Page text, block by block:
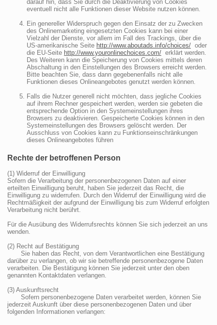
darauf hin, dass Sie durch die Deaktivierung von Cookies
eventuell nicht alle Funktionen dieser Website nutzen können.
Ein genereller Widerspruch gegen den Einsatz der zu Zwecken
des Onlinemarketing eingesetzten Cookies kann bei einer
Vielzahl der Dienste, vor allem im Fall des Trackings, über die
US-amerikanische Seite http://www.aboutads.info/choices/ oder
die EU-Seite http://www.youronlinechoices.com/ erklärt werden.
Des Weiteren kann die Speicherung von Cookies mittels deren
Abschaltung in den Einstellungen des Browsers erreicht werden.
Bitte beachten Sie, dass dann gegebenenfalls nicht alle
Funktionen dieses Onlineangebotes genutzt werden können.
Falls die Nutzer generell nicht möchten, dass jegliche Cookies
auf ihrem Rechner gespeichert werden, werden sie gebeten die
entsprechende Option in den Systemeinstellungen ihres
Browsers zu deaktivieren. Gespeicherte Cookies können in den
Systemeinstellungen des Browsers gelöscht werden. Der
Ausschluss von Cookies kann zu Funktionseinschränkungen
dieses Onlineangebotes führen
Rechte der betroffenen Person
(1) Widerruf der Einwilligung
Sofern die Verarbeitung der personenbezogenen Daten auf einer
erteilten Einwilligung beruht, haben Sie jederzeit das Recht, die
Einwilligung zu widerrufen. Durch den Widerruf der Einwilligung wird die
Rechtmäßigkeit der aufgrund der Einwilligung bis zum Widerruf erfolgten
Verarbeitung nicht berührt.
Für die Ausübung des Widerrufsrechts können Sie sich jederzeit an uns
wenden.
(2) Recht auf Bestätigung
Sie haben das Recht, von dem Verantwortlichen eine Bestätigung
darüber zu verlangen, ob wir sie betreffende personenbezogene Daten
verarbeiten. Die Bestätigung können Sie jederzeit unter den oben
genannten Kontaktdaten verlangen.
(3) Auskunftsrecht
Sofern personenbezogene Daten verarbeitet werden, können Sie
jederzeit Auskunft über diese personenbezogenen Daten und über
folgenden Informationen verlangen: